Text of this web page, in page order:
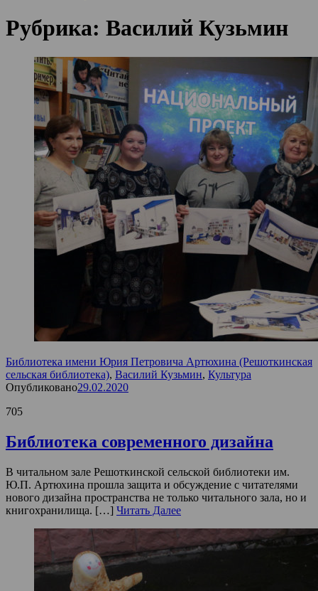
Рубрика: Василий Кузьмин
Библиотека имени Юрия Петровича Артюхина (Решоткинская
сельская библиотека), Василий Кузьмин, Культура
Опубликовано29.02.2020
705
Библиотека современного дизайна
В читальном зале Решоткинской сельской библиотеки им.
Ю.П. Артюхина прошла защита и обсуждение с читателями
нового дизайна пространства не только читального зала, но и
книгохранилища. […] Читать Далее